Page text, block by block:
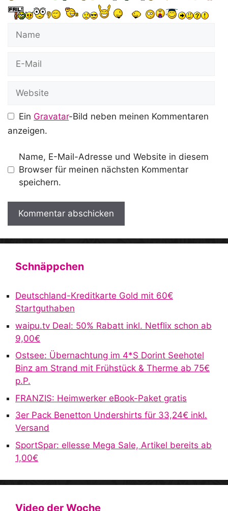
Name
Website
Ein Gravatar-Bild neben meinen Kommentaren
anzeigen.
Name, E-Mail-Adresse und Website in diesem
Browser für meinen nächsten Kommentar
speichern.
A
n
t
Schnäppchen
Deutschland-Kreditkarte Gold mit 60€
Startguthaben
waipu.tv Deal: 50% Rabatt inkl. Netflix schon ab
9,00€
Ostsee: Übernachtung im 4*S Dorint Seehotel
Binz am Strand mit Frühstück & Therme ab 75€
p.P.
FRANZIS: Heimwerker eBook-Paket gratis
3er Pack Benetton Undershirts für 33,24€ inkl.
Versand
SportSpar: ellesse Mega Sale, Artikel bereits ab
1,00€
Video der Woche